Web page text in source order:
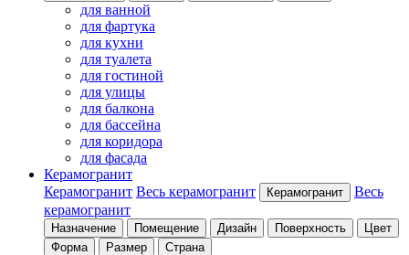
для ванной
для фартука
для кухни
для туалета
для гостиной
для улицы
для балкона
для бассейна
для коридора
для фасада
Керамогранит
Керамогранит Весь керамогранит Керамогранит
Весь
керамогранит
Назначение Помещение Дизайн Поверхность
Цвет
Форма
Размер Страна